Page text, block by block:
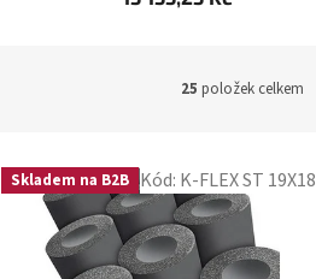
25 položek celkem
Skladem na B2B Kód: K-FLEX ST 19X18